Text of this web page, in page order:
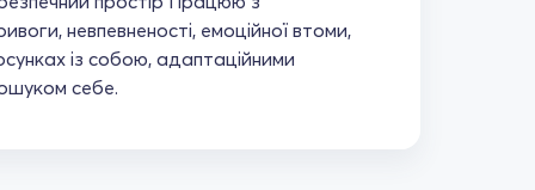
невпевненості, емоційної втоми,
із собою, адаптаційними
себе.